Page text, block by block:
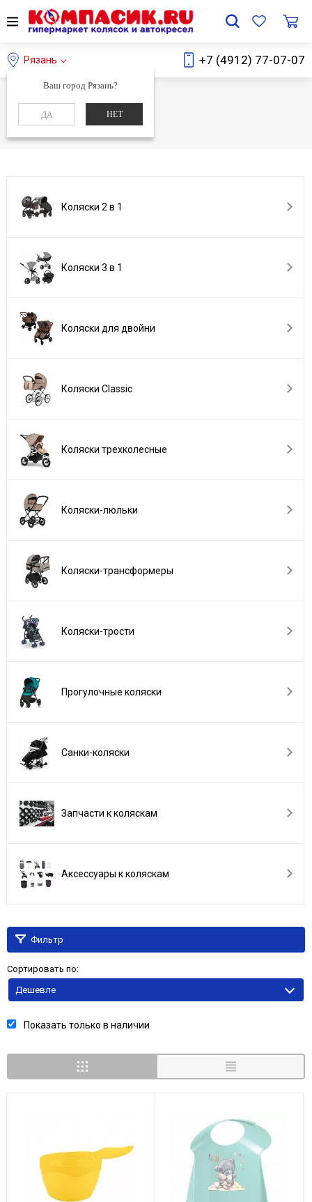
Рязань
Ваш город Рязань?
ДА НЕТ
+7 (4912) 77-07-07
Главная Каталог
Каталог
Коляски 2 в 1
Коляски 3 в 1
Коляски для двойни
Коляски Сlassic
Коляски трехколесные
Коляски-люльки
Коляски-трансформеры
Коляски-трости
Прогулочные коляски
Санки-коляски
Запчасти к коляскам
Аксессуары к коляскам
Фильтр
Сортировать по:
Дешевле
Показать только в наличии